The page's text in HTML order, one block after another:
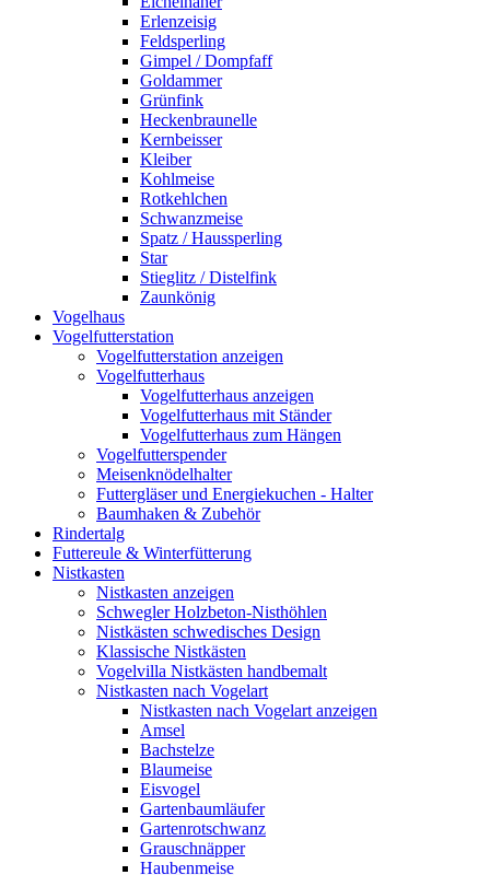
Erlenzeisig
Feldsperling
Gimpel / Dompfaff
Goldammer
Grünfink
Heckenbraunelle
Kernbeisser
Kleiber
Kohlmeise
Rotkehlchen
Schwanzmeise
Spatz / Haussperling
Star
Stieglitz / Distelfink
Zaunkönig
Vogelhaus
Vogelfutterstation
Vogelfutterstation anzeigen
Vogelfutterhaus
Vogelfutterhaus anzeigen
Vogelfutterhaus mit Ständer
Vogelfutterhaus zum Hängen
Vogelfutterspender
Meisenknödelhalter
Futtergläser und Energiekuchen - Halter
Baumhaken & Zubehör
Rindertalg
Futtereule & Winterfütterung
Nistkasten
Nistkasten anzeigen
Schwegler Holzbeton-Nisthöhlen
Nistkästen schwedisches Design
Klassische Nistkästen
Vogelvilla Nistkästen handbemalt
Nistkasten nach Vogelart
Nistkasten nach Vogelart anzeigen
Amsel
Bachstelze
Blaumeise
Eisvogel
Gartenbaumläufer
Gartenrotschwanz
Grauschnäpper
Haubenmeise